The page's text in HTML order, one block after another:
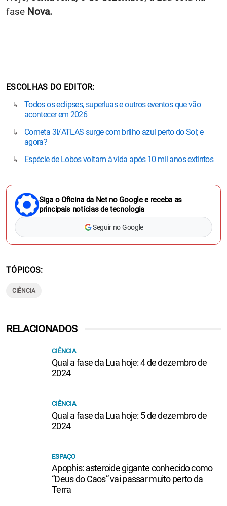
fase Nova.
ESCOLHAS DO EDITOR
Todos os eclipses, superluas e outros eventos que vão
acontecer em 2026
Cometa 3I/ATLAS surge com brilho azul perto do Sol; e
agora?
Espécie de Lobos voltam à vida após 10 mil anos extintos
Siga o Oficina da Net no Google e receba as
principais notícias de tecnologia
Seguir no Google
TÓPICOS
CIÊNCIA
RELACIONADOS
CIÊNCIA
Qual a fase da Lua hoje: 4 de dezembro de
2024
CIÊNCIA
Qual a fase da Lua hoje: 5 de dezembro de
2024
ESPAÇO
Apophis: asteroide gigante conhecido como
“Deus do Caos” vai passar muito perto da
Terra